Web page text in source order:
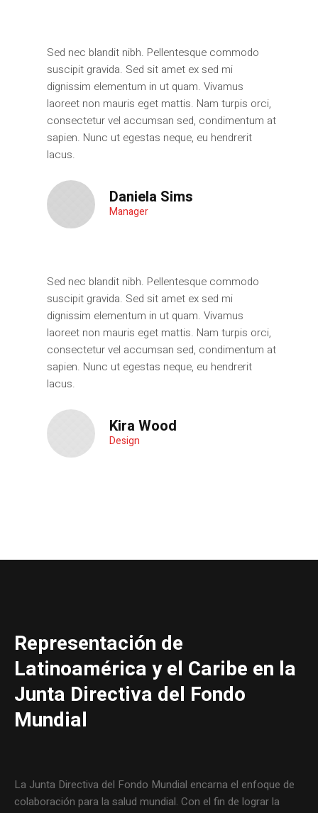
Sed nec blandit nibh. Pellentesque commodo
suscipit gravida. Sed sit amet ex sed mi
dignissim elementum in ut quam. Vivamus
laoreet non mauris eget mattis. Nam turpis orci,
consectetur vel accumsan sed, condimentum at
sapien. Nunc ut egestas neque, eu hendrerit
lacus.
Daniela Sims
Manager
Sed nec blandit nibh. Pellentesque commodo
suscipit gravida. Sed sit amet ex sed mi
dignissim elementum in ut quam. Vivamus
laoreet non mauris eget mattis. Nam turpis orci,
consectetur vel accumsan sed, condimentum at
sapien. Nunc ut egestas neque, eu hendrerit
lacus.
Kira Wood
Design
Representación de
Latinoamérica y el Caribe en la
Junta Directiva del Fondo
Mundial
La Junta Directiva del Fondo Mundial encarna el enfoque de
colaboración para la salud mundial. Con el fin de lograr la